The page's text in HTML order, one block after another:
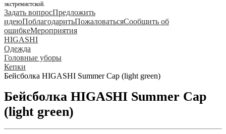
экстремистской.
Задать вопросПредложить
идеюПоблагодаритьПожаловатьсяСообщить об
ошибкеМероприятия
HIGASHI
Одежда
Головные уборы
Кепки
Бейсболка HIGASHI Summer Cap (light green)
Бейсболка HIGASHI Summer Cap
(light green)